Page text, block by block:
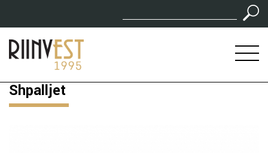
Shpalljet